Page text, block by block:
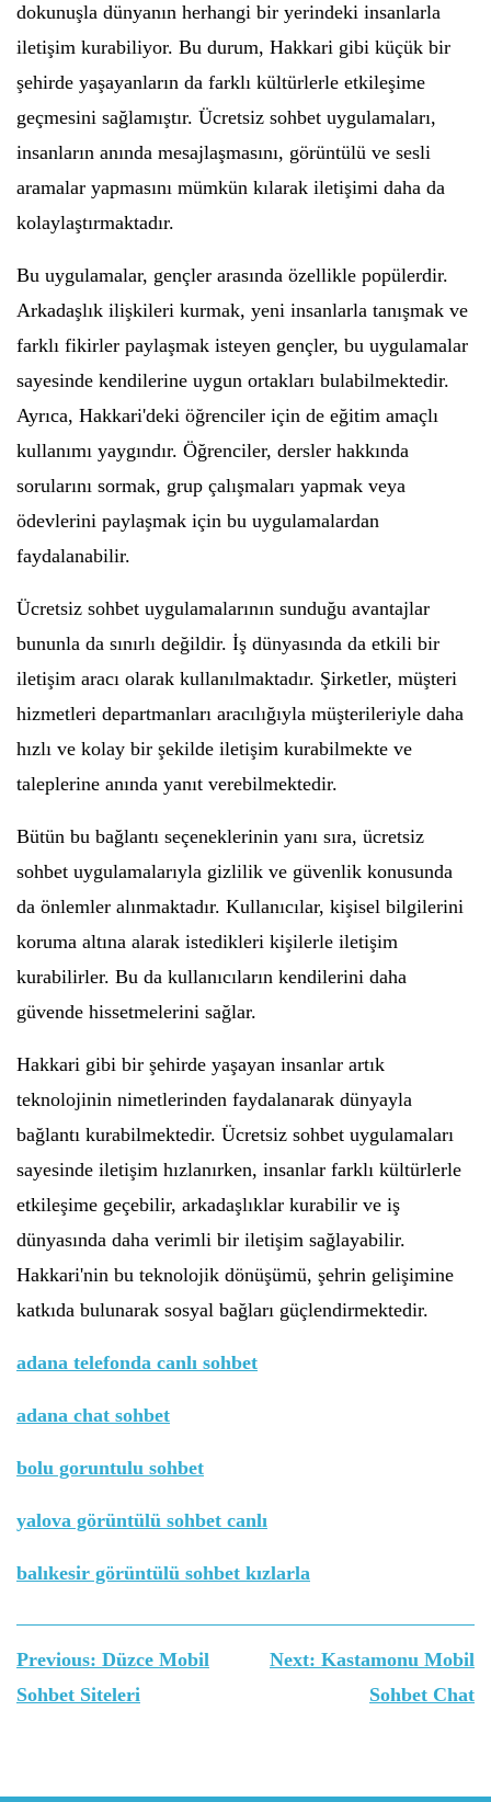
dokunuşla dünyanın herhangi bir yerindeki insanlarla
iletişim kurabiliyor. Bu durum, Hakkari gibi küçük bir
şehirde yaşayanların da farklı kültürlerle etkileşime
geçmesini sağlamıştır. Ücretsiz sohbet uygulamaları,
insanların anında mesajlaşmasını, görüntülü ve sesli
aramalar yapmasını mümkün kılarak iletişimi daha da
kolaylaştırmaktadır.
Bu uygulamalar, gençler arasında özellikle popülerdir.
Arkadaşlık ilişkileri kurmak, yeni insanlarla tanışmak ve
farklı fikirler paylaşmak isteyen gençler, bu uygulamalar
sayesinde kendilerine uygun ortakları bulabilmektedir.
Ayrıca, Hakkari'deki öğrenciler için de eğitim amaçlı
kullanımı yaygındır. Öğrenciler, dersler hakkında
sorularını sormak, grup çalışmaları yapmak veya
ödevlerini paylaşmak için bu uygulamalardan
faydalanabilir.
Ücretsiz sohbet uygulamalarının sunduğu avantajlar
bununla da sınırlı değildir. İş dünyasında da etkili bir
iletişim aracı olarak kullanılmaktadır. Şirketler, müşteri
hizmetleri departmanları aracılığıyla müşterileriyle daha
hızlı ve kolay bir şekilde iletişim kurabilmekte ve
taleplerine anında yanıt verebilmektedir.
Bütün bu bağlantı seçeneklerinin yanı sıra, ücretsiz
sohbet uygulamalarıyla gizlilik ve güvenlik konusunda
da önlemler alınmaktadır. Kullanıcılar, kişisel bilgilerini
koruma altına alarak istedikleri kişilerle iletişim
kurabilirler. Bu da kullanıcıların kendilerini daha
güvende hissetmelerini sağlar.
Hakkari gibi bir şehirde yaşayan insanlar artık
teknolojinin nimetlerinden faydalanarak dünyayla
bağlantı kurabilmektedir. Ücretsiz sohbet uygulamaları
sayesinde iletişim hızlanırken, insanlar farklı kültürlerle
etkileşime geçebilir, arkadaşlıklar kurabilir ve iş
dünyasında daha verimli bir iletişim sağlayabilir.
Hakkari'nin bu teknolojik dönüşümü, şehrin gelişimine
katkıda bulunarak sosyal bağları güçlendirmektedir.
adana telefonda canlı sohbet
adana chat sohbet
bolu goruntulu sohbet
yalova görüntülü sohbet canlı
balıkesir görüntülü sohbet kızlarla
Yazı
gezinmesi
Previous: Düzce Mobil
Sohbet Siteleri
Next: Kastamonu Mobil
Sohbet Chat